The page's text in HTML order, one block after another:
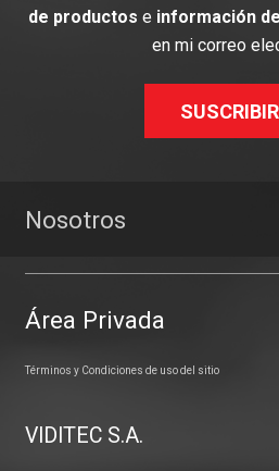
de productos e información
en mi correo
Nosotros
Área Privada
Términos y Condiciones de uso del sitio
VIDITEC S.A.